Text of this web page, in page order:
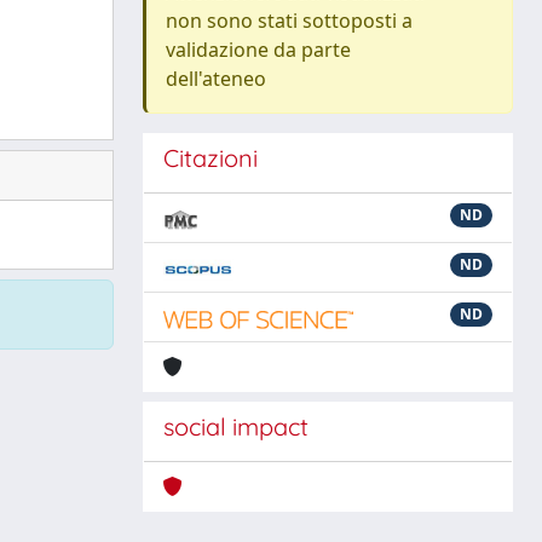
non sono stati sottoposti a
validazione da parte
dell'ateneo
Citazioni
ND
ND
ND
social impact